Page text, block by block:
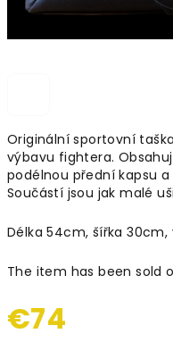
Originální sportovní
výbavu fightera.
podélnou přední kapsu
Součástí jsou jak malé
Délka 54cm, šířka 30cm,
The item has been sold
€74